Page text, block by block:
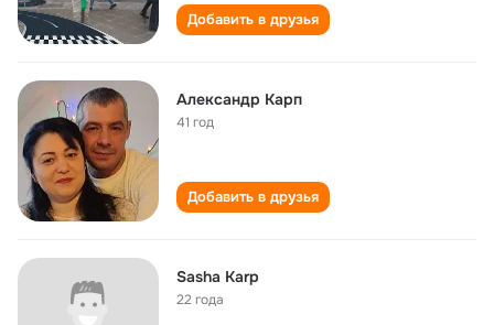
Добавить в друзья
Александр Карп
41 год
Добавить в друзья
Sasha Karp
22 года